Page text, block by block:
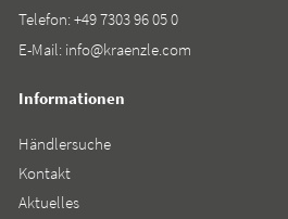
Telefon:+49 7303 96 05 0
E-Mail: info@kraenzle.com
Informationen
Händlersuche
Kontakt
Aktuelles